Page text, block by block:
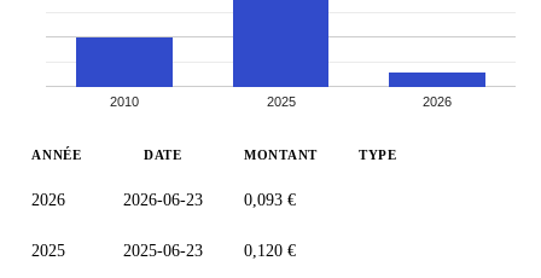
2010 2025 2026
ANNÉE DATE MONTANT TYPE
2026 2026-06-23 0,093 €
2025 2025-06-23 0,120 €